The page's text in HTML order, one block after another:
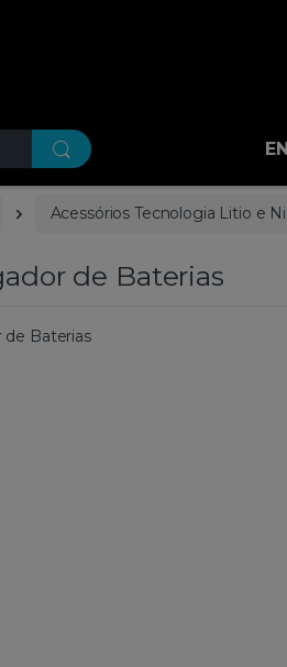
Acessórios Tecnologia Litio e
de Baterias
de Baterias